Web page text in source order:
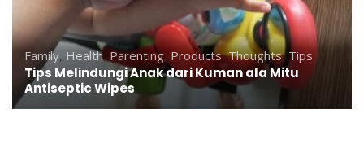
Family, Health, Parenting, Products,Thoughts, Tips
Tips Melindungi Anak dari Kuman ala Mitu
Antiseptic Wipes